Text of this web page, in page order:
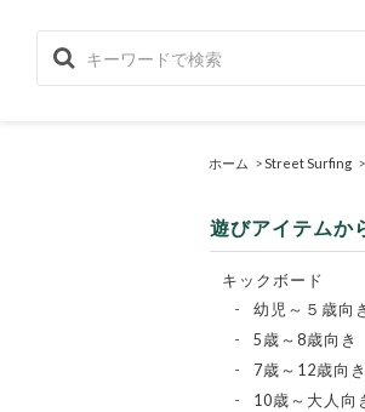
ホーム >Street Surfing >
遊びアイテムか
キックボード
幼児～５歳向
5歳～8歳向き
7歳～12歳向き
10歳～大人向